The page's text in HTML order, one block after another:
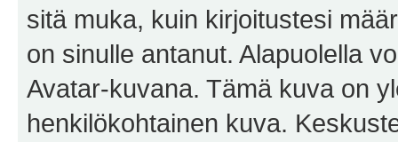
sitä muka, kuin kirjoitustesi
on sinulle antanut. Alapuolella
Avatar-kuvana. Tämä kuva on
henkilökohtainen kuva.